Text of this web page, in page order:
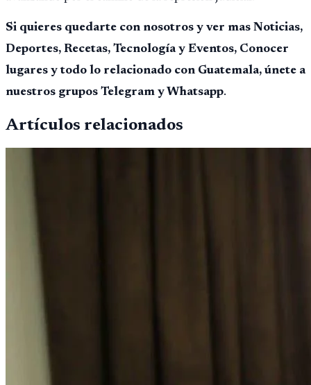
Si quieres quedarte con nosotros y ver mas Noticias,
Deportes, Recetas, Tecnología y Eventos, Conocer
lugares y todo lo relacionado con Guatemala, únete a
nuestros grupos Telegram y Whatsapp.
Artículos relacionados